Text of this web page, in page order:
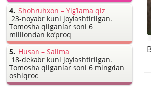
Shohruhxon – Yig’lama qiz
23-noyabr kuni joylashtirilgan.
Tomosha qilganlar soni 6
milliondan ko’proq
Husan – Salima
18-dekabr kuni joylashtirilgan.
Tomosha qilganlar soni 6 mingdan
oshiqroq